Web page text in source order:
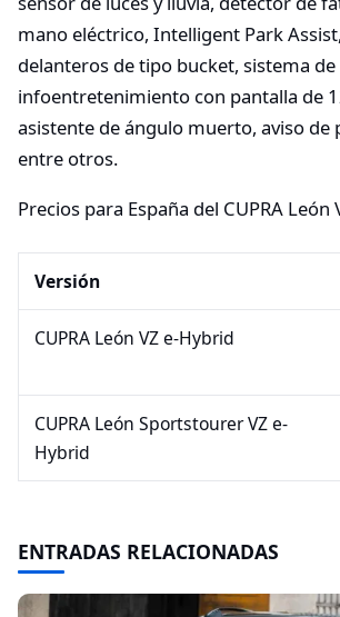
mano eléctrico, Intelligent Park
delanteros de tipo bucket, sistema de
infoentretenimiento con pantalla de
asistente de ángulo muerto, aviso de
entre otros.
Precios para España del CUPRA León
Versión
CUPRA León VZ e-Hybrid
CUPRA León Sportstourer VZ e-
Hybrid
ENTRADAS RELACIONADAS